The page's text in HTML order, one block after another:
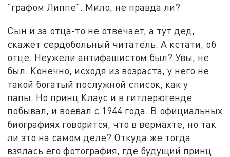
"графом Липпе". Мило, не правда ли?
Сын и за отца-то не отвечает, а тут дед,
скажет сердобольный читатель. А кстати, об
отце. Неужели антифашистом был? Увы, не
был. Конечно, исходя из возраста, у него не
такой богатый послужной список, как у
папы. Но принц Клаус и в гитлерюгенде
побывал, и воевал с 1944 года. В официальных
биографиях говорится, что в вермахте, но так
ли это на самом деле? Откуда же тогда
взялась его фотография, где будущий принц